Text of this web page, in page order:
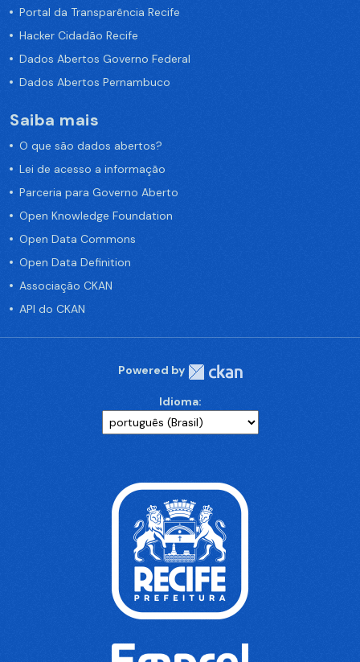
Portal da Transparência Recife
Hacker Cidadão Recife
Dados Abertos Governo Federal
Dados Abertos Pernambuco
Saiba mais
O que são dados abertos?
Lei de acesso a informação
Parceria para Governo Aberto
Open Knowledge Foundation
Open Data Commons
Open Data Definition
Associação CKAN
API do CKAN
Powered by
Idioma